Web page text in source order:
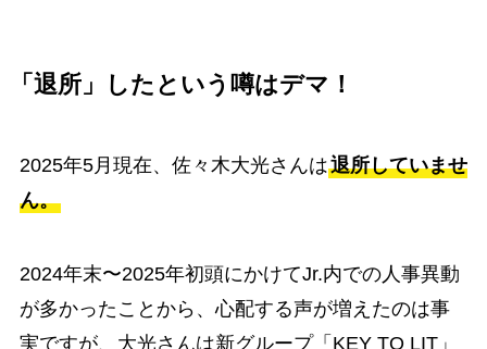
「退所」したという噂はデマ！
2025年5月現在、佐々木大光さんは退所していませ
ん。
2024年末〜2025年初頭にかけてJr.内での人事異動
が多かったことから、心配する声が増えたのは事
実ですが、大光さんは新グループ「KEY TO LIT」